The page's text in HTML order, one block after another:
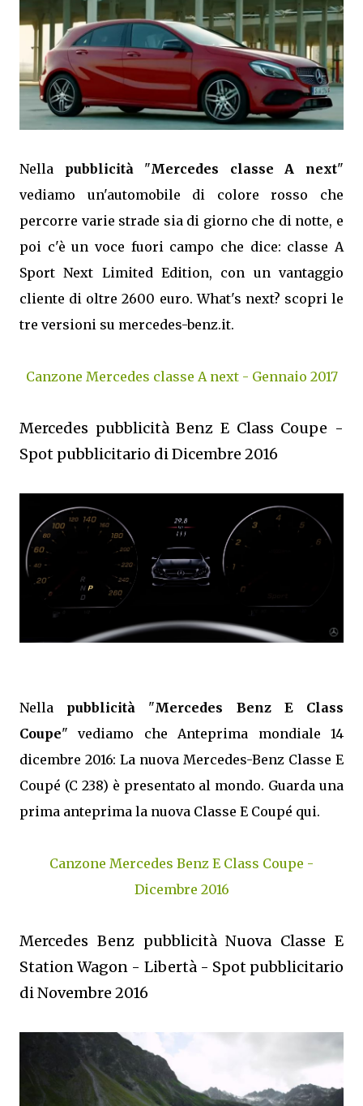
Nella pubblicità "Mercedes classe A next"
vediamo un'automobile di colore rosso che
percorre varie strade sia di giorno che di notte, e
poi c'è un voce fuori campo che dice: classe A
Sport Next Limited Edition, con un vantaggio
cliente di oltre 2600 euro. What's next? scopri le
tre versioni su mercedes-benz.it.
Canzone Mercedes classe A next - Gennaio 2017
Mercedes pubblicità Benz E Class Coupe -
Spot pubblicitario di Dicembre 2016
Nella pubblicità "Mercedes Benz E Class
Coupe" vediamo che Anteprima mondiale 14
dicembre 2016: La nuova Mercedes-Benz Classe E
Coupé (C 238) è presentato al mondo. Guarda una
prima anteprima la nuova Classe E Coupé qui.
Canzone Mercedes Benz E Class Coupe -
Dicembre 2016
Mercedes Benz pubblicità Nuova Classe E
Station Wagon - Libertà - Spot pubblicitario
di Novembre 2016